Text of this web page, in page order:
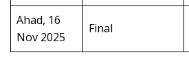
Ahad, 16
Nov 2025
Final